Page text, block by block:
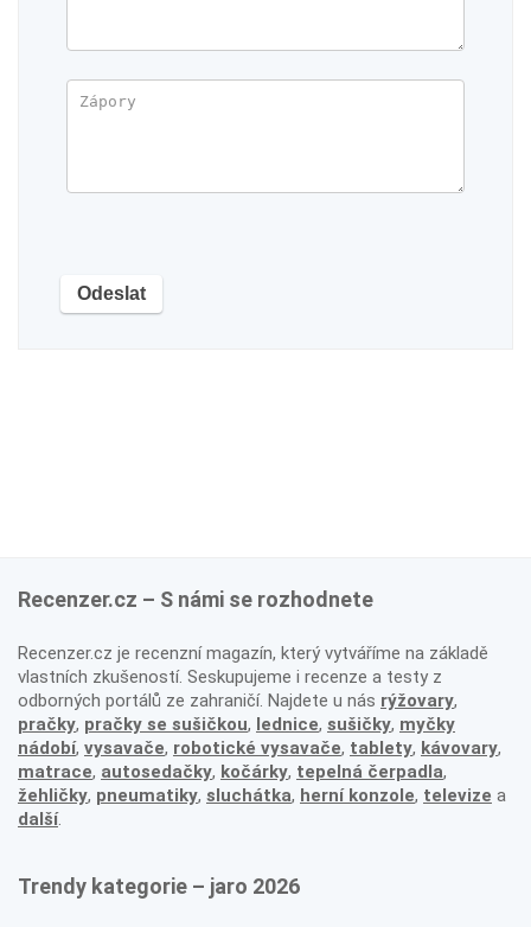
Recenzer.cz – S námi se rozhodnete
Recenzer.cz je recenzní magazín, který vytváříme na základě
vlastních zkušeností. Seskupujeme i recenze a testy z
odborných portálů ze zahraničí. Najdete u nás rýžovary,
pračky, pračky se sušičkou, lednice, sušičky, myčky
nádobí, vysavače, robotické vysavače, tablety, kávovary,
matrace, autosedačky, kočárky, tepelná čerpadla,
žehličky, pneumatiky, sluchátka, herní konzole, televize a
další.
Trendy kategorie – jaro 2026